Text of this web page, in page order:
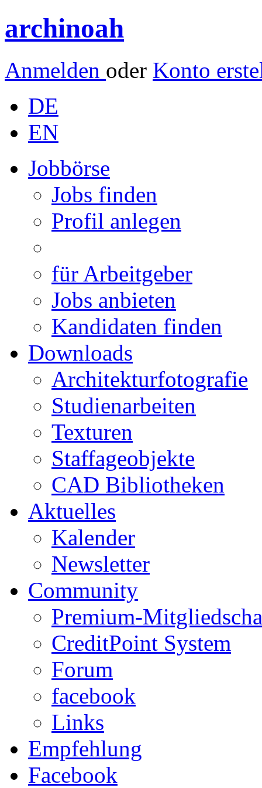
archinoah
Anmelden oder Konto
DE
EN
Jobbörse
Jobs finden
Profil anlegen
für Arbeitgeber
Jobs anbieten
Kandidaten finden
Downloads
Architekturfotografie
Studienarbeiten
Texturen
Staffageobjekte
CAD Bibliotheken
Aktuelles
Kalender
Newsletter
Community
Premium-
CreditPoint System
Forum
facebook
Links
Empfehlung
Facebook